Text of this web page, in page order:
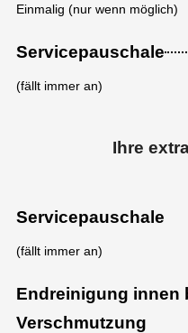
Einmalig (nur wenn möglich)
Servicepauschale
(fällt immer an)
Ihre
Servicepauschale
(fällt immer an)
Endreinigung innen
Verschmutzung